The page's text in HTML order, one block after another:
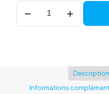
quantité
Pignon
Description
Informations